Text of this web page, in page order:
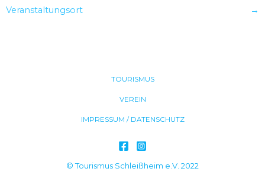
Veranstaltungsort
→
TOURISMUS
VEREIN
IMPRESSUM / DATENSCHUTZ
© Tourismus Schleißheim e.V. 2022